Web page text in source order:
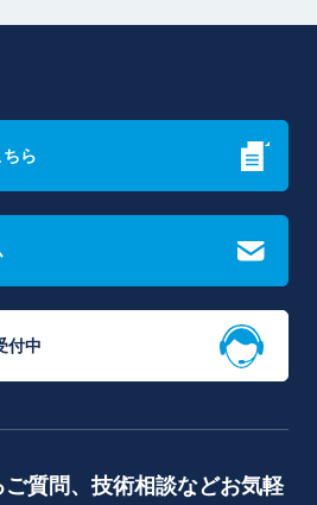
ら
付中
質問、技術相談などお気軽